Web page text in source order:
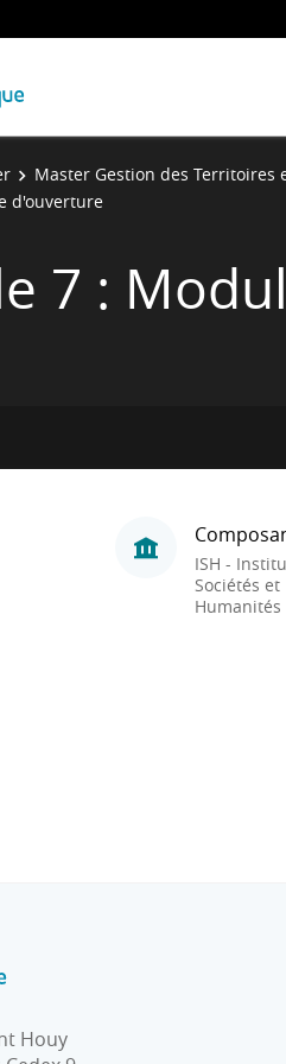
Master Gestion des Territoires
d'ouverture
7 :
ISH -
Sociétés et
Humanités
Houy